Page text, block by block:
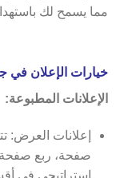
مما يسمح لك
خيارات الإعلان في
الإعلانات المطبوعة:
إعلانات العرض:
صفحة، ربع
استراتيجي في